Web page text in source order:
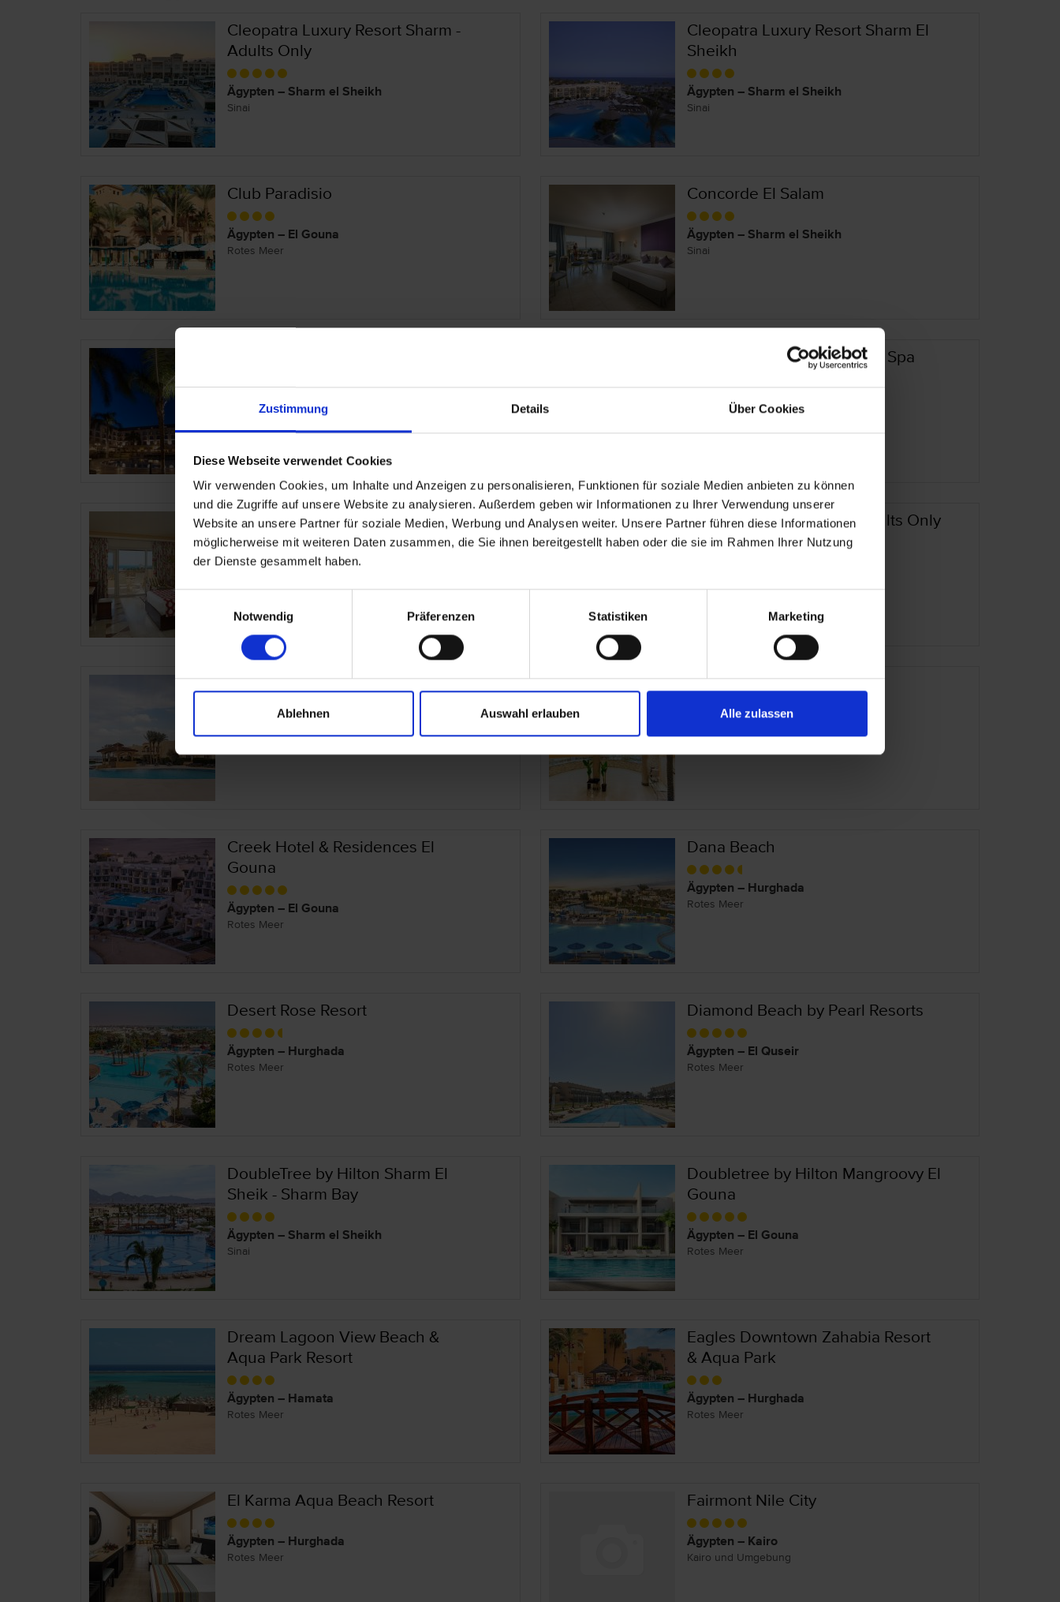
Zustimmung Details Über Cookies
Diese Webseite verwendet Cookies
Wir verwenden Cookies, um Inhalte und Anzeigen zu personalisieren, Funktionen für soziale Medien anbieten zu können
und die Zugriffe auf unsere Website zu analysieren. Außerdem geben wir Informationen zu Ihrer Verwendung unserer
Website an unsere Partner für soziale Medien, Werbung und Analysen weiter. Unsere Partner führen diese Informationen
möglicherweise mit weiteren Daten zusammen, die Sie ihnen bereitgestellt haben oder die sie im Rahmen Ihrer Nutzung
der Dienste gesammelt haben.
Notwendig
Präferenzen Statistiken Marketing
Ablehnen Auswahl erlauben Alle zulassen
Cleopatra Luxury Resort Sharm -
Adults Only
Ägypten – Sharm el Sheikh
Sinai
Cleopatra Luxury Resort Sharm El
Sheikh
Ägypten – Sharm el Sheikh
Sinai
Club Paradisio
Ägypten – El Gouna
Rotes Meer
Concorde El Salam
Ägypten – Sharm el Sheikh
Sinai
Kairo und Umgebung
Concorde Moreen Beach & Spa
Rotes Meer
Continental Hotel Hurghada
Ägypten – Hurghada
Cook's Club El Gouna - Adults Only
Coral Hills Resort Marsa Alam
Rotes Meer
Coral Sun Beach
Rotes Meer
Creek Hotel & Residences El
Gouna
Ägypten – El Gouna
Rotes Meer
Dana Beach
Ägypten – Hurghada
Rotes Meer
Desert Rose Resort
Ägypten – Hurghada
Rotes Meer
Diamond Beach by Pearl Resorts
Ägypten – El Quseir
Rotes Meer
DoubleTree by Hilton Sharm El
Sheik - Sharm Bay
Ägypten – Sharm el Sheikh
Sinai
Doubletree by Hilton Mangroovy El
Gouna
Ägypten – El Gouna
Rotes Meer
Dream Lagoon View Beach &
Aqua Park Resort
Ägypten – Hamata
Rotes Meer
Eagles Downtown Zahabia Resort
& Aqua Park
Ägypten – Hurghada
Rotes Meer
El Karma Aqua Beach Resort
Ägypten – Hurghada
Rotes Meer
Fairmont Nile City
Ägypten – Kairo
Kairo und Umgebung